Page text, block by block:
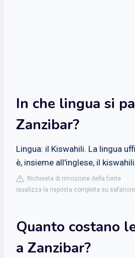
In che lingua si
Zanzibar?
Lingua: il Kiswahili. La lingua
è, insieme all'inglese, il kiswahili.
Richiesta di rimozione della fonte
isualizza la risposta completa su
Quanto costano
a Zanzibar?